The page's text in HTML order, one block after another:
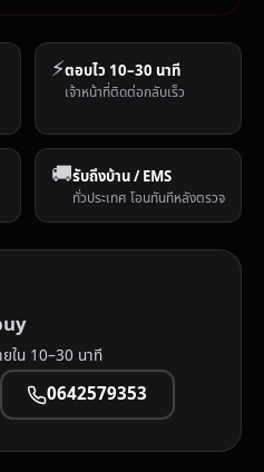
⚡ตอบไว 10–30 นาที
เจ้าหน้าที่ติดต่อกลับเร็ว
🚚รับถึงบ้าน / EMS
ทั่วประเทศ โอนทันทีหลังตรวจ
ใน 10–30 นาที
0642579353